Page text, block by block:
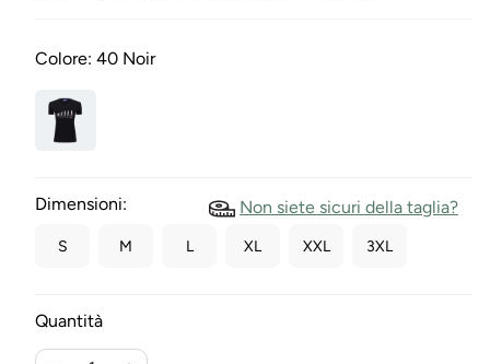
Colore: 40 Noir
Dimensioni: Non siete sicuri della taglia?
S M L XL XXL 3XL
Quantità